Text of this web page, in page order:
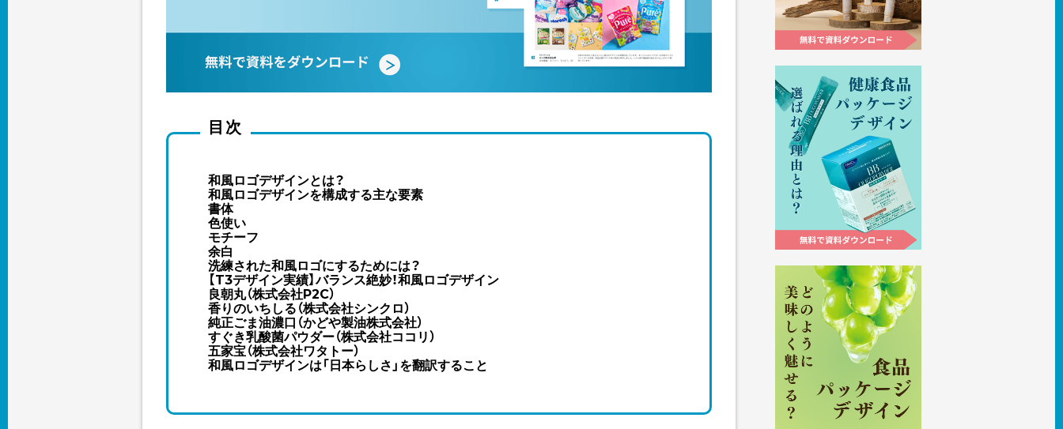
目次
和風ロゴデザインとは？
和風ロゴデザインを構成する主な要素
書体
色使い
モチーフ
余白
洗練された和風ロゴにするためには？
【T3デザイン実績】バランス絶妙！和風ロゴデザイン
良朝丸（株式会社P2C）
香りのいちしる（株式会社シンクロ）
純正ごま油濃口（かどや製油株式会社）
すぐき乳酸菌パウダー（株式会社ココリ）
五家宝（株式会社ワタトー）
和風ロゴデザインは「日本らしさ」を翻訳すること